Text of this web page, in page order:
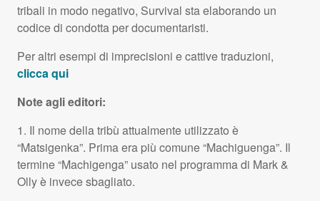
tribali in modo negativo, Survival sta elaborando un
codice di condotta per documentaristi.
Per altri esempi di imprecisioni e cattive traduzioni,
clicca qui
Note agli editori:
1. Il nome della tribù attualmente utilizzato è
“Matsigenka”. Prima era più comune “Machiguenga”. Il
termine “Machigenga” usato nel programma di Mark &
Olly è invece sbagliato.